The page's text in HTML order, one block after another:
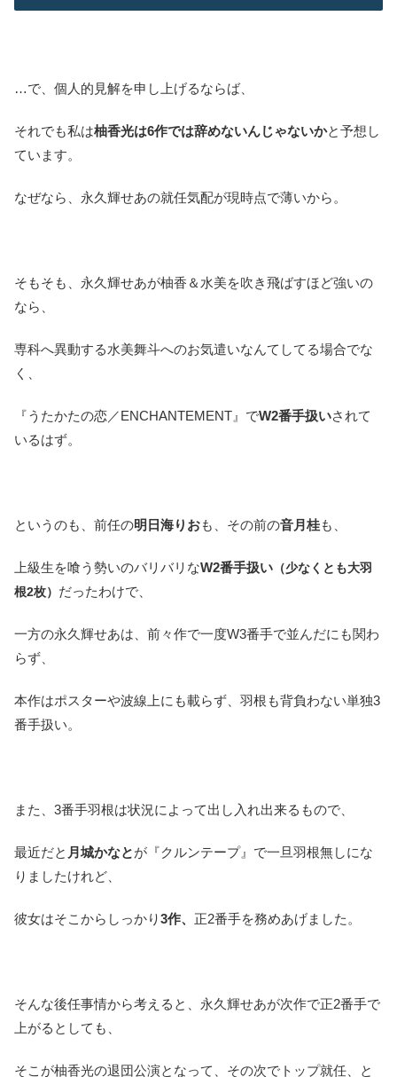
…で、個人的見解を申し上げるならば、
それでも私は柚香光は6作では辞めないんじゃないかと予想し
ています。
なぜなら、永久輝せあの就任気配が現時点で薄いから。
そもそも、永久輝せあが柚香＆水美を吹き飛ばすほど強いの
なら、
専科へ異動する水美舞斗へのお気遣いなんてしてる場合でな
く、
『うたかたの恋／ENCHANTEMENT』でW2番手扱いされて
いるはず。
というのも、前任の明日海りおも、その前の音月桂も、
上級生を喰う勢いのバリバリなW2番手扱い （少なくとも大羽
根2枚） だったわけで、
一方の永久輝せあは、前々作で一度W3番手で並んだにも関わ
らず、
本作はポスターや波線上にも載らず、羽根も背負わない単独3
番手扱い。
また、3番手羽根は状況によって出し入れ出来るもので、
最近だと 月城かなとが『クルンテープ』で一旦羽根無しにな
りましたけれど、
彼女はそこからしっかり3作、 正2番手を務めあげました。
そんな後任事情から考えると、永久輝せあが次作で正2番手で
上がるとしても、
そこが柚香光の退団公演となって、その次でトップ就任、と